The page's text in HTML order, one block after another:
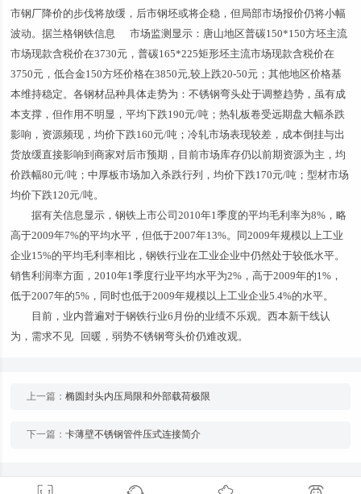
市钢厂降价的步伐将放缓，后市钢坯或将企稳，但局部市场报价仍将小幅
波动。据兰格钢铁信息 市场监测显示：唐山地区普碳150*150方坯主流
市场现款含税价在3730元，普碳165*225矩形坯主流市场现款含税价在
3750元，低合金150方坯价格在3850元,较上跌20-50元；其他地区价格基
本维持稳定。各钢材品种具体走势为：不锈钢弯头处于调整趋势，虽有成
本支撑，但作用不明显，平均下跌190元/吨；热轧板卷受远期盘大幅杀跌
影响，资源频现，均价下跌160元/吨；冷轧市场表现较差，成本倒挂与出
货放缓直接影响到商家对后市预期，目前市场库存仍以前期资源为主，均
价跌幅80元/吨；中厚板市场加入杀跌行列，均价下跌170元/吨；型材市场
均价下跌120元/吨。
据有关信息显示，钢铁上市公司2010年1季度的平均毛利率为8%，略
高于2009年7%的平均水平，但低于2007年13%。同2009年规模以上工业
企业15%的平均毛利率相比，钢铁行业在工业企业中仍然处于较低水平。
销售利润率方面，2010年1季度行业平均水平为2%，高于2009年的1%，
低于2007年的5%，同时也低于2009年规模以上工业企业5.4%的水平。
目前，业内普遍对于钢铁行业6月份的业绩不乐观。西本新干线认
为，需求不见 回暖，弱势不锈钢弯头价仍难改观。
上一篇：椭圆封头内压局限和外部载荷极限
下一篇：卡薄壁不锈钢管件压式连接简介